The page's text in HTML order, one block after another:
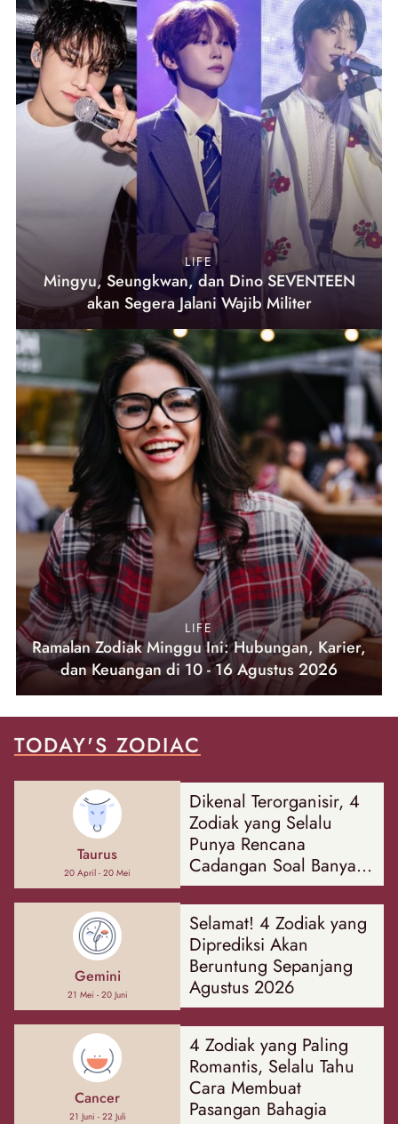
LIFE
Mingyu, Seungkwan, dan Dino SEVENTEEN
akan Segera Jalani Wajib Militer
LIFE
Ramalan Zodiak Minggu Ini: Hubungan, Karier,
dan Keuangan di 10 - 16 Agustus 2026
TODAY'S ZODIAC
Taurus
20 April - 20 Mei
Dikenal Terorganisir, 4
Zodiak yang Selalu
Punya Rencana
Cadangan Soal Banyak
Hal
Gemini
21 Mei - 20 Juni
Selamat! 4 Zodiak yang
Diprediksi Akan
Beruntung Sepanjang
Agustus 2026
Cancer
21 Juni - 22 Juli
4 Zodiak yang Paling
Romantis, Selalu Tahu
Cara Membuat
Pasangan Bahagia